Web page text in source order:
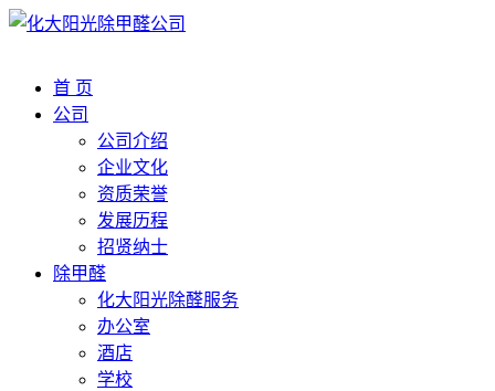
首 页
公司
公司介绍
企业文化
资质荣誉
发展历程
招贤纳士
除甲醛
化大阳光除醛服务
办公室
酒店
学校